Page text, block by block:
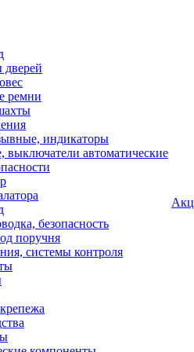
ремни
индикаторы
выключатели автоматические
безопасность
поручня
системы контроля